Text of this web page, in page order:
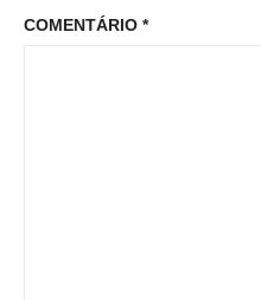
o:o
COMENTÁRIO *